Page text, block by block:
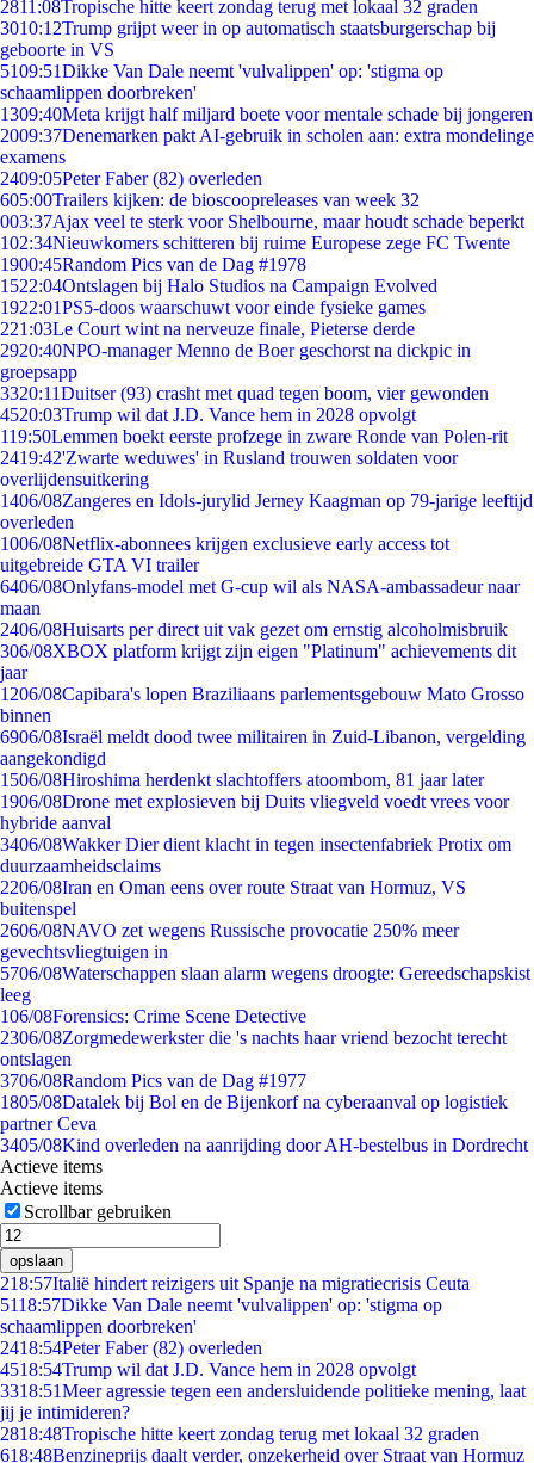
2811:08Tropische hitte keert zondag terug met lokaal 32 graden
3010:12Trump grijpt weer in op automatisch staatsburgerschap bij
geboorte in VS
5109:51Dikke Van Dale neemt 'vulvalippen' op: 'stigma op
schaamlippen doorbreken'
1309:40Meta krijgt half miljard boete voor mentale schade bij jongeren
2009:37Denemarken pakt AI-gebruik in scholen aan: extra mondelinge
examens
2409:05Peter Faber (82) overleden
605:00Trailers kijken: de bioscoopreleases van week 32
003:37Ajax veel te sterk voor Shelbourne, maar houdt schade beperkt
102:34Nieuwkomers schitteren bij ruime Europese zege FC Twente
1900:45Random Pics van de Dag #1978
1522:04Ontslagen bij Halo Studios na Campaign Evolved
1922:01PS5-doos waarschuwt voor einde fysieke games
221:03Le Court wint na nerveuze finale, Pieterse derde
2920:40NPO-manager Menno de Boer geschorst na dickpic in
groepsapp
3320:11Duitser (93) crasht met quad tegen boom, vier gewonden
4520:03Trump wil dat J.D. Vance hem in 2028 opvolgt
119:50Lemmen boekt eerste profzege in zware Ronde van Polen-rit
2419:42'Zwarte weduwes' in Rusland trouwen soldaten voor
overlijdensuitkering
1406/08Zangeres en Idols-jurylid Jerney Kaagman op 79-jarige leeftijd
overleden
1006/08Netflix-abonnees krijgen exclusieve early access tot
uitgebreide GTA VI trailer
6406/08Onlyfans-model met G-cup wil als NASA-ambassadeur naar
maan
2406/08Huisarts per direct uit vak gezet om ernstig alcoholmisbruik
306/08XBOX platform krijgt zijn eigen "Platinum" achievements dit
jaar
1206/08Capibara's lopen Braziliaans parlementsgebouw Mato Grosso
binnen
6906/08Israël meldt dood twee militairen in Zuid-Libanon, vergelding
aangekondigd
1506/08Hiroshima herdenkt slachtoffers atoombom, 81 jaar later
1906/08Drone met explosieven bij Duits vliegveld voedt vrees voor
hybride aanval
3406/08Wakker Dier dient klacht in tegen insectenfabriek Protix om
duurzaamheidsclaims
2206/08Iran en Oman eens over route Straat van Hormuz, VS
buitenspel
2606/08NAVO zet wegens Russische provocatie 250% meer
gevechtsvliegtuigen in
5706/08Waterschappen slaan alarm wegens droogte: Gereedschapskist
leeg
106/08Forensics: Crime Scene Detective
2306/08Zorgmedewerkster die 's nachts haar vriend bezocht terecht
ontslagen
3706/08Random Pics van de Dag #1977
1805/08Datalek bij Bol en de Bijenkorf na cyberaanval op logistiek
partner Ceva
3405/08Kind overleden na aanrijding door AH-bestelbus in Dordrecht
Actieve items
Actieve items
Scrollbar gebruiken
opslaan
218:57Italië hindert reizigers uit Spanje na migratiecrisis Ceuta
5118:57Dikke Van Dale neemt 'vulvalippen' op: 'stigma op
schaamlippen doorbreken'
2418:54Peter Faber (82) overleden
4518:54Trump wil dat J.D. Vance hem in 2028 opvolgt
3318:51Meer agressie tegen een andersluidende politieke mening, laat
jij je intimideren?
2818:48Tropische hitte keert zondag terug met lokaal 32 graden
618:48Benzineprijs daalt verder, onzekerheid over Straat van Hormuz